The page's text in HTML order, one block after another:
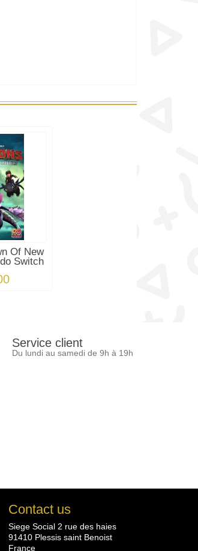
Of New
Switch
Service client
Du lundi au samedi de 9h à 19h
Contact us
Siege Social 2 rue des haies
91410 Plessis saint Benoist
France